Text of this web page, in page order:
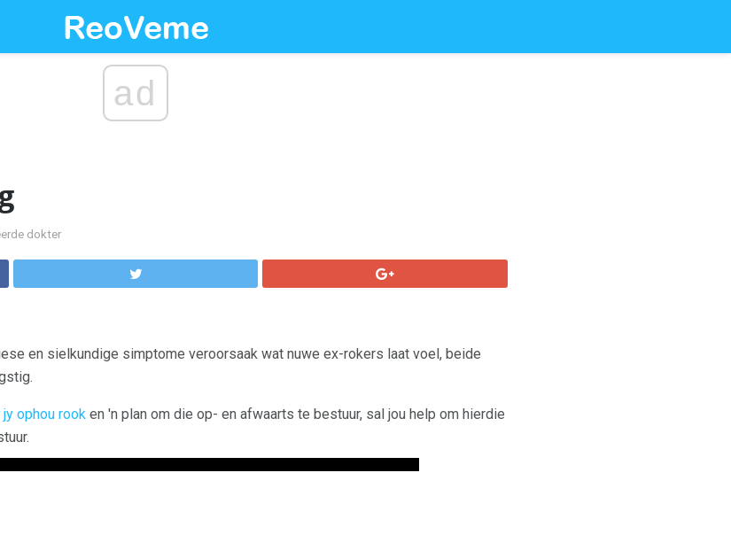
ad
dokter
en sielkundige simptome veroorsaak wat nuwe ex-rokers laat voel, beide
ophou rook en 'n plan om die op- en afwaarts te bestuur, sal jou help om hierdie